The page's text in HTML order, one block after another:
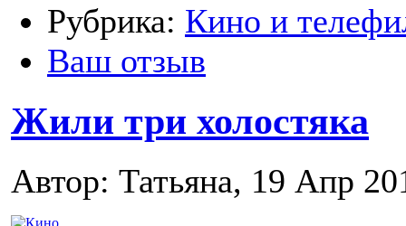
Рубрика: Кино и
Ваш отзыв
Жили три холостяка
Автор: Татьяна, 19 Апр